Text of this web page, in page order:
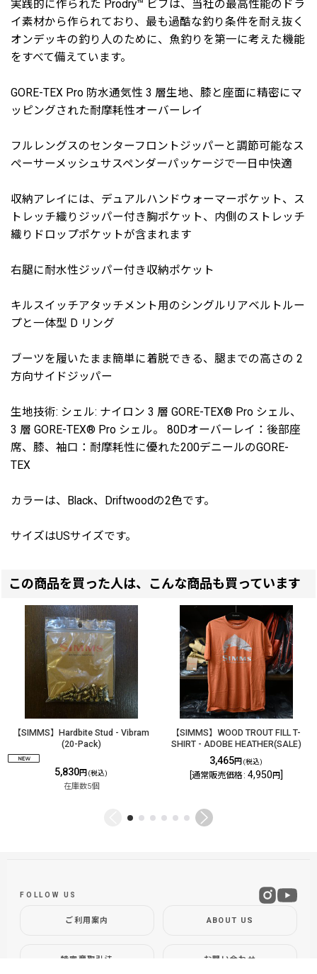
実践的に作られた Prodry™ ビブは、当社の最高性能のドラ
イ素材から作られており、最も過酷な釣り条件を耐え抜く
オンデッキの釣り人のために、魚釣りを第一に考えた機能
をすべて備えています。
GORE-TEX Pro 防水通気性 3 層生地、膝と座面に精密にマ
ッピングされた耐摩耗性オーバーレイ
フルレングスのセンターフロントジッパーと調節可能なス
ペーサーメッシュサスペンダーパッケージで一日中快適
収納アレイには、デュアルハンドウォーマーポケット、ス
トレッチ織りジッパー付き胸ポケット、内側のストレッチ
織りドロップポケットが含まれます
右腿に耐水性ジッパー付き収納ポケット
キルスイッチアタッチメント用のシングルリアベルトルー
プと一体型 D リング
ブーツを履いたまま簡単に着脱できる、腿までの高さの 2
方向サイドジッパー
生地技術: シェル: ナイロン 3 層 GORE-TEX® Pro シェル、
3 層 GORE-TEX® Pro シェル。 80Dオーバーレイ：後部座
席、膝、袖口：耐摩耗性に優れた200デニールのGORE-
TEX
カラーは、Black、Driftwoodの2色です。
サイズはUSサイズです。
この商品を買った人は、こんな商品も買っています
【SIMMS】Hardbite Stud - Vibram
(20-Pack)
5,830円 (税込)
在庫数5個
【SIMMS】WOOD TROUT FILL T-
SHIRT - ADOBE HEATHER(SALE)
3,465円 (税込)
通常販売価格: 4,950 円]
ご利用案内 ABOUT US
特定商取引法 お問い合わせ
FOLLOW US